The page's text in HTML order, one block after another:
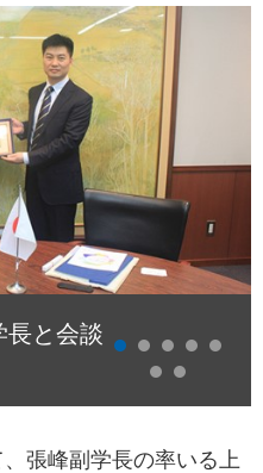
長と会談
、張峰副学長の率いる上